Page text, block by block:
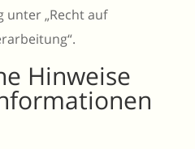
unter „Recht auf
Hinweise